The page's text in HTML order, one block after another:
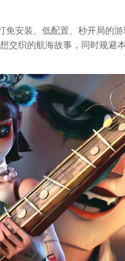
安装、低配置、秒开局的
织的航海故事，同时规避